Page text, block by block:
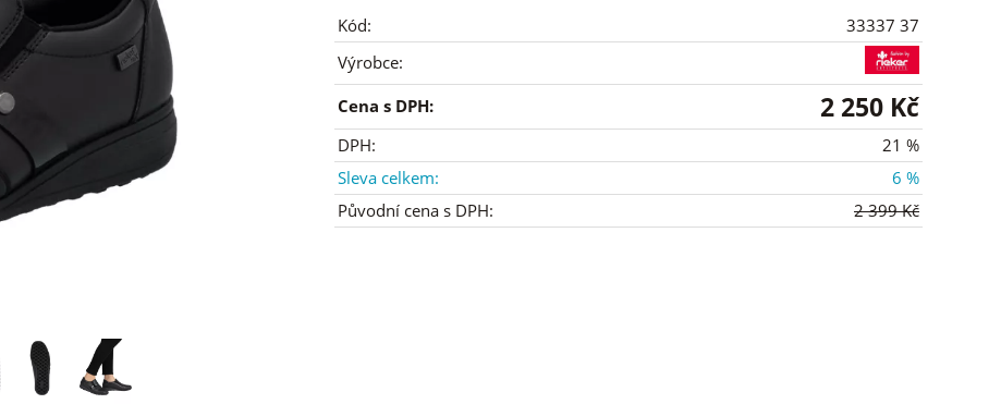
Kód:
33337 37
Výrobce:
Cena s DPH:
2 250 Kč
DPH:
21 %
Sleva celkem:
6 %
Původní cena s DPH:
2 399 Kč